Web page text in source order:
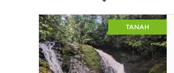
TANAH